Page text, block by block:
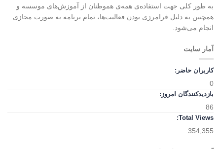
به طور کلی جهت استفاده‌ی همه‌ی هموطنان از آموزش‌های موسسه و
همچنین به دلیل فرامرزی بودن فعالیت‌ها، تمام برنامه به صورت مجازی
انجام می‌شود.
آمار سایت
کاربران حاضر:
0
بازدیدکنندگان امروز:
86
Total Views:
354,355